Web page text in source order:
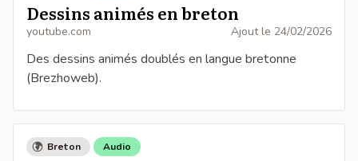
Dessins animés en breton
youtube.com Ajout le 24/02/2026
Des dessins animés doublés en langue bretonne
(Brezhoweb).
Breton Audio